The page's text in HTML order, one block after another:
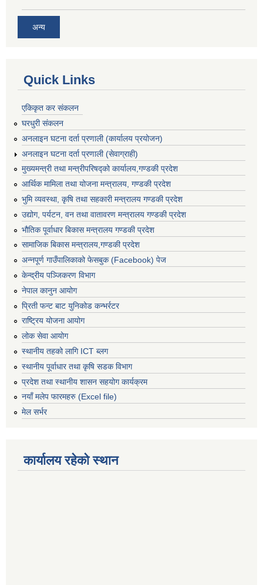
अन्य
Quick Links
एकिकृत कर संकलन
घरधुरी संकलन
अनलाइन घटना दर्ता प्रणाली (कार्यालय प्रयोजन)
अनलाइन घटना दर्ता प्रणाली (सेवाग्राही)
मुख्यमन्त्री तथा मन्त्रीपरिषद्को कार्यालय,गण्डकी प्रदेश
आर्थिक मामिला तथा योजना मन्त्रालय, गण्डकी प्रदेश
भुमि व्यवस्था, कृषि तथा सहकारी मन्त्रालय गण्डकी प्रदेश
उद्योग, पर्यटन, वन तथा वातावरण मन्त्रालय गण्डकी प्रदेश
भौतिक पूर्वाधार बिकास मन्त्रालय गण्डकी प्रदेश
सामाजिक बिकास मन्त्रालय,गण्डकी प्रदेश
अन्नपूर्ण गाउँपालिकाको फेसबुक (Facebook) पेज
केन्द्रीय पञ्जिकरण विभाग
नेपाल कानुन आयोग
प्रिती फन्ट बाट युनिकोड कन्भर्रटर
राष्ट्रिय योजना आयोग
लोक सेवा आयोग
स्थानीय तहको लागि ICT ब्लग
स्थानीय पूर्वाधार तथा कृषि सडक विभाग
प्रदेश तथा स्थानीय शासन सहयोग कार्यक्रम
नयाँ मलेप फारमहरु (Excel file)
मेल सर्भर
कार्यालय रहेको स्थान